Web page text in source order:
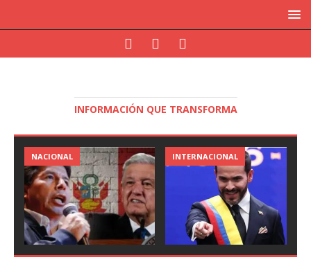
INFORMACIÓN QUE TRANSFORMA
NACIONAL INTERNACIONAL